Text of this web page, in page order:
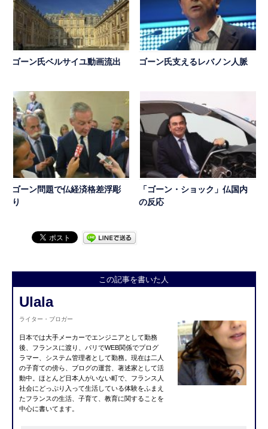
ゴーン氏ベルサイユ動画流出 ゴーン氏支えるレバノン人脈
ゴーン問題で仏経済格差浮彫
り
「ゴーン・ショック」仏国内
の反応
この記事を書いた人
Ulala
ライター・ブロガー
日本では大手メーカーでエンジニアとして勤務
後、フランスに渡り、パリでWEB関係でプログ
ラマー、システム管理者として勤務。現在は二人
の子育ての傍ら、ブログの運営、著述家として活
動中。ほとんど日本人がいない町で、フランス人
社会にどっぷり入って生活している体験をふまえ
たフランスの生活、子育て、教育に関することを
中心に書いてます。